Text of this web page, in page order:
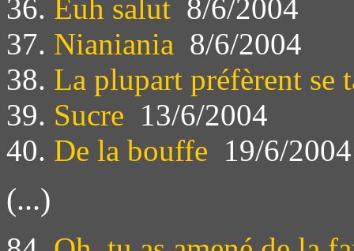
36. Euh salut 8/6/2004
37. Nianiania 8/6/2004
38. La plupart préfèrent se
39. Sucre 13/6/2004
40. De la bouffe 19/6/2004
(...)